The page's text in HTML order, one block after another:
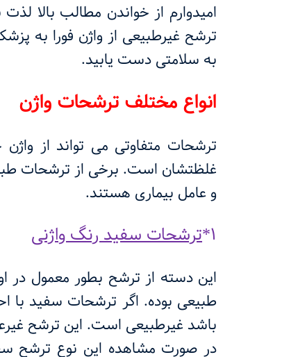
امیدوارم از خواندن مطالب بالا
ترشح غیرطبیعی از واژن فورا به
به سلامتی دست یابید.
انواع مختلف ترشحات واژن
ترشحات متفاوتی می تواند از
غلظتشان است. برخی از ترشحات
و عامل بیماری هستند.
1* ترشحات سفید رنگ واژنی
این دسته از ترشح بطور معمول در
طبیعی بوده. اگر ترشحات سفید با
باشد غیرطبیعی است. این ترشح
در صورت مشاهده این نوع ترشح